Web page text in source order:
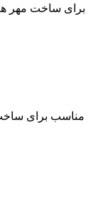
برای ساخت مهر